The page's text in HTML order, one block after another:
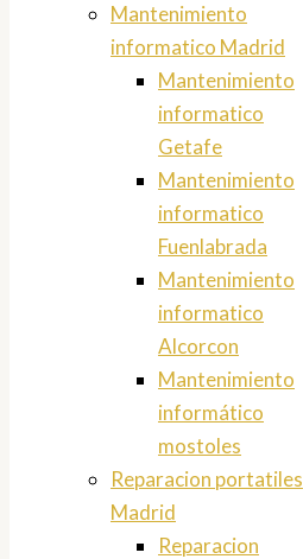
Mantenimiento
informatico Madrid
Mantenimiento
informatico
Getafe
Mantenimiento
informatico
Fuenlabrada
Mantenimiento
informatico
Alcorcon
Mantenimiento
informático
mostoles
Reparacion portatiles
Madrid
Reparacion